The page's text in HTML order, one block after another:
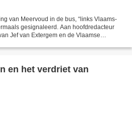
van Meervoud in de bus, “links Vlaams-
gesignaleerd. Aan hoofdredacteur
Jef van Extergem en de Vlaamse
en het verdriet van